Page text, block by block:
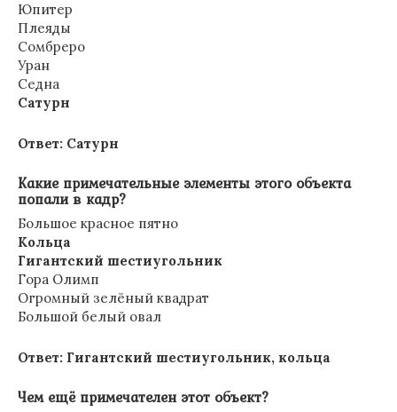
Юпитер
Плеяды
Сомбреро
Уран
Седна
Сатурн
Ответ: Сатурн
Какие примечательные элементы этого объекта
попали в кадр?
Большое красное пятно
Кольца
Гигантский шестиугольник
Гора Олимп
Огромный зелёный квадрат
Большой белый овал
Ответ: Гигантский шестиугольник, кольца
Чем ещё примечателен этот объект?